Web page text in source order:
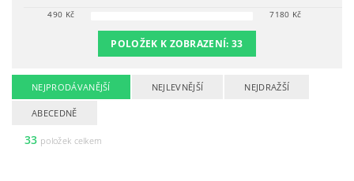
490 Kč 7180 Kč
POLOŽEK K ZOBRAZENÍ:33
NEJPRODÁVANĚJŠÍ NEJLEVNĚJŠÍ NEJDRAŽŠÍ
ABECEDNĚ
33 položek celkem